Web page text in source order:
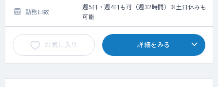
※主治医としての担当人数はご専門科目によ
り異なります
・対応疾患：整形疾患6割程、他、脳疾患など
外来業務
※ご希望があれば相談可（外来内容はご相談
に応じます）
当直業務（免除も応相談）
勤務日数
週5日・週4日も可（週32時間）※土日休みも
可能
お気に入り 詳細をみる